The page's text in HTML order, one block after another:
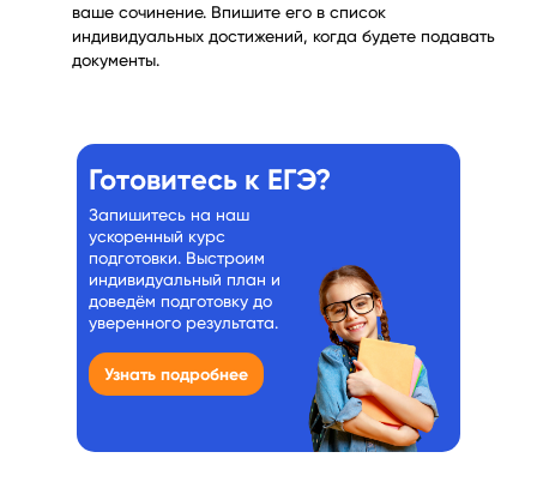
ваше сочинение. Впишите его в список
индивидуальных достижений, когда будете подавать
документы.
Готовитесь к ЕГЭ?
Запишитесь на наш
ускоренный курс
подготовки. Выстроим
индивидуальный план и
доведём подготовку до
уверенного результата.
Узнать подробнее